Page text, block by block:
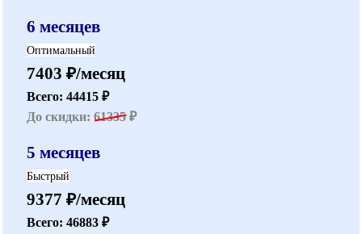
6 месяцев
Оптимальный
7403 ₽/месяц
Всего: 44415 ₽
До скидки: 61335₽
5 месяцев
Быстрый
9377 ₽/месяц
Всего: 46883 ₽